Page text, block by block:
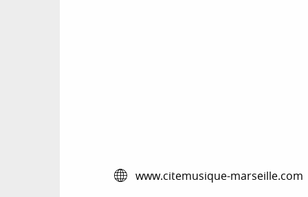
www.citemusique-marseille.com